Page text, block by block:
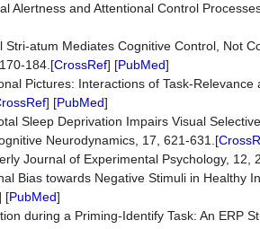
and Attentional Control
atum Mediates Cognitive Control, Not
184.[CrossRef] [PubMed]
Pictures: Interactions of Task-Relevance
] [PubMed]
Sleep Deprivation Impairs Visual
Neurodynamics, 17, 621-631.[
Journal of Experimental Psychology, 12,
Bias towards Negative Stimuli in Healthy
[PubMed]
during a Priming-Identify Task: An ERP